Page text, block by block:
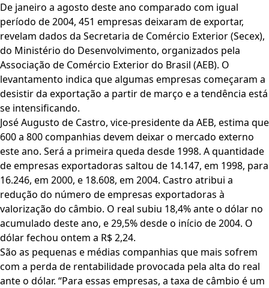
De janeiro a agosto deste ano comparado com igual
período de 2004, 451 empresas deixaram de exportar,
revelam dados da Secretaria de Comércio Exterior (Secex),
do Ministério do Desenvolvimento, organizados pela
Associação de Comércio Exterior do Brasil (AEB). O
levantamento indica que algumas empresas começaram a
desistir da exportação a partir de março e a tendência está
se intensificando.
José Augusto de Castro, vice-presidente da AEB, estima que
600 a 800 companhias devem deixar o mercado externo
este ano. Será a primeira queda desde 1998. A quantidade
de empresas exportadoras saltou de 14.147, em 1998, para
16.246, em 2000, e 18.608, em 2004. Castro atribui a
redução do número de empresas exportadoras à
valorização do câmbio. O real subiu 18,4% ante o dólar no
acumulado deste ano, e 29,5% desde o início de 2004. O
dólar fechou ontem a R$ 2,24.
São as pequenas e médias companhias que mais sofrem
com a perda de rentabilidade provocada pela alta do real
ante o dólar. “Para essas empresas, a taxa de câmbio é um